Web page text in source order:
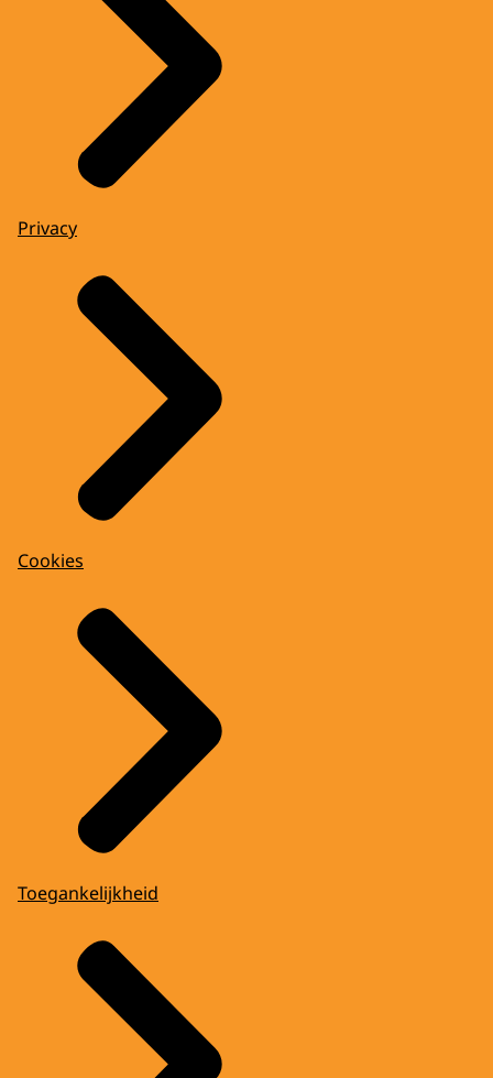
Privacy
Cookies
Toegankelijkheid